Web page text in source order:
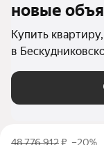
новые
Купить
в
48 776 912₽ –20%